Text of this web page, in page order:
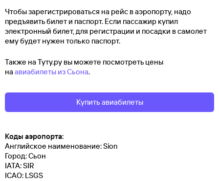
Чтобы зарегистрироваться на рейс в аэропорту, надо
предъявить билет и паспорт. Если пассажир купил
электронный билет, для регистрации и посадки в самолет
ему будет нужен только паспорт.
Также на Туту.ру вы можете посмотреть цены
на авиабилеты из Сьона.
Купить авиабилеты
Коды аэропорта:
Английское наименование: Sion
Город: Сьон
IATA: SIR
ICAO: LSGS